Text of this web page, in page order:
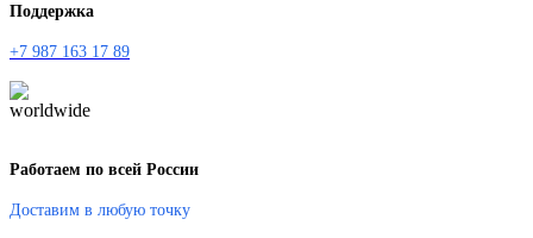
Поддержка
+7 987 163 17 89
Работаем по всей России
Доставим в любую точку